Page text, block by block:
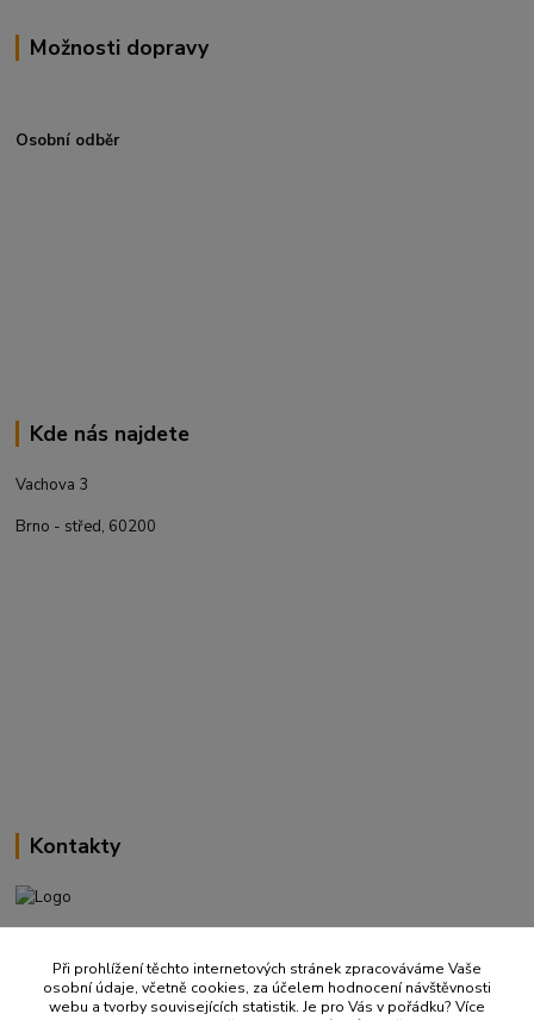
Možnosti dopravy
Osobní odběr
Kde nás najdete
Vachova 3
Brno - střed, 60200
Kontakty
(Po-Pá, 9-18 hod.)
info@ritualbrno-eshop.cz
Při prohlížení těchto internetových stránek zpracováváme Vaše
osobní údaje, včetně cookies, za účelem hodnocení návštěvnosti
webu a tvorby souvisejících statistik. Je pro Vás v pořádku? Více